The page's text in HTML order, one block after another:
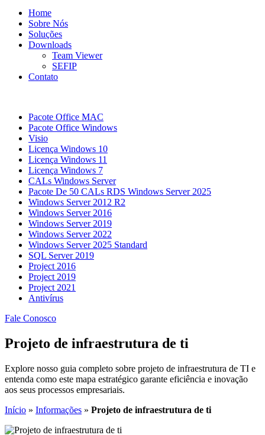
Home
Sobre Nós
Soluções
Downloads
Team Viewer
SEFIP
Contato
Pacote Office MAC
Pacote Office Windows
Visio
Licença Windows 10
Licença Windows 11
Licença Windows 7
CALs Windows Server
Pacote De 50 CALs RDS Windows Server 2025
Windows Server 2012 R2
Windows Server 2016
Windows Server 2019
Windows Server 2022
Windows Server 2025 Standard
SQL Server 2019
Project 2016
Project 2019
Project 2021
Antivírus
Fale Conosco
Projeto de infraestrutura de ti
Explore nosso guia completo sobre projeto de infraestrutura de TI e
entenda como este mapa estratégico garante eficiência e inovação
aos seus processos empresariais.
Início » Informações » Projeto de infraestrutura de ti